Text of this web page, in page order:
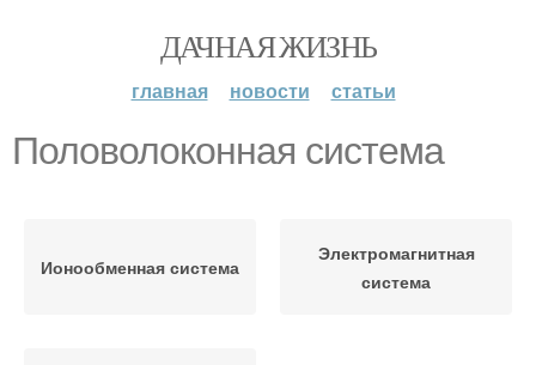
ДАЧНАЯ ЖИЗНЬ
главная новости статьи
Половолоконная система
Ионообменная система
Электромагнитная
система